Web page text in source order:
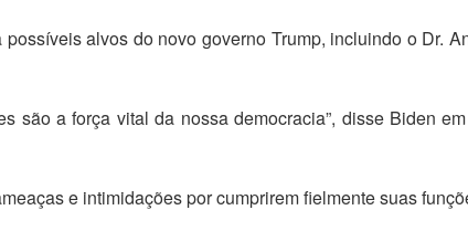
alvos do novo governo Trump, incluindo o Dr.
a força vital da nossa democracia”, disse Biden
e intimidações por cumprirem fielmente suas